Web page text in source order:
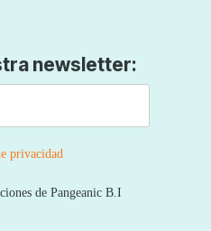
newsletter:
privacidad
de Pangeanic B.I